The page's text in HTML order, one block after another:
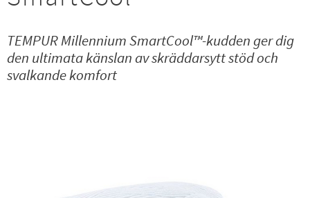
TEMPUR Millennium SmartCool™-kudden ger dig
den ultimata känslan av skräddarsytt stöd och
svalkande komfort